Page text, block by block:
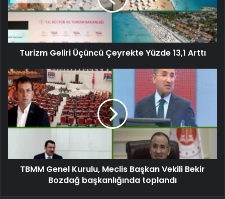
Turizm Geliri Üçüncü Çeyrekte Yüzde 13,1 Arttı
TBMM Genel Kurulu, Meclis Başkan Vekili Bekir
Bozdağ başkanlığında toplandı